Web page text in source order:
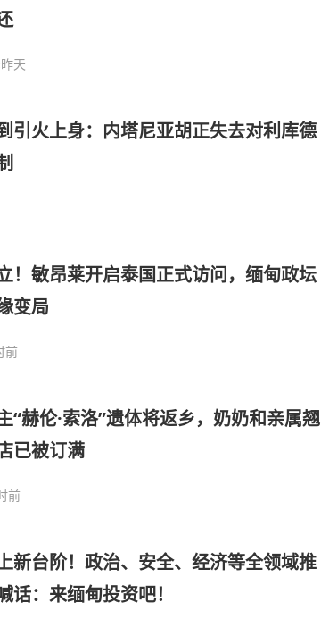
昨天
引火上身：内塔尼亚胡正失去对利库德
！敏昂莱开启泰国正式访问，缅甸政坛
变局
前
“赫伦·索洛”遗体将返乡，奶奶和亲属翘
已被订满
前
新台阶！政治、安全、经济等全领域推
话：来缅甸投资吧！